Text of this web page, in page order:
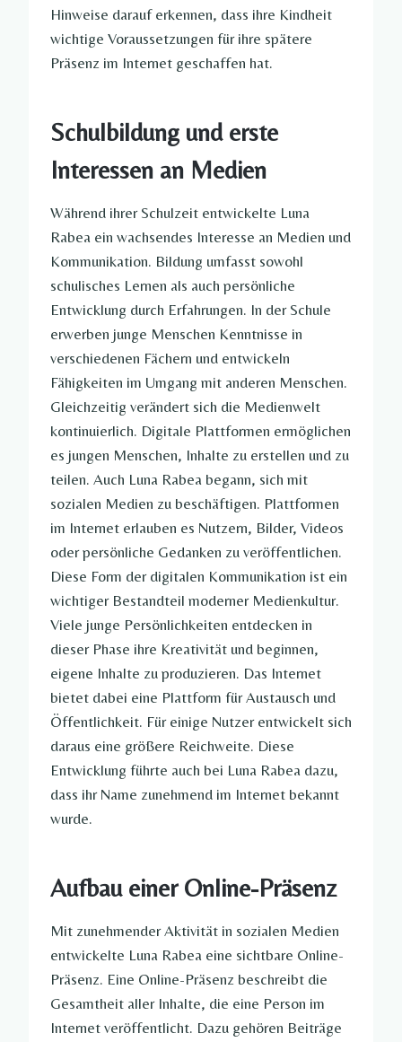
Hinweise darauf erkennen, dass ihre Kindheit
wichtige Voraussetzungen für ihre spätere
Präsenz im Internet geschaffen hat.
Schulbildung und erste
Interessen an Medien
Während ihrer Schulzeit entwickelte Luna
Rabea ein wachsendes Interesse an Medien und
Kommunikation. Bildung umfasst sowohl
schulisches Lernen als auch persönliche
Entwicklung durch Erfahrungen. In der Schule
erwerben junge Menschen Kenntnisse in
verschiedenen Fächern und entwickeln
Fähigkeiten im Umgang mit anderen Menschen.
Gleichzeitig verändert sich die Medienwelt
kontinuierlich. Digitale Plattformen ermöglichen
es jungen Menschen, Inhalte zu erstellen und zu
teilen. Auch Luna Rabea begann, sich mit
sozialen Medien zu beschäftigen. Plattformen
im Internet erlauben es Nutzern, Bilder, Videos
oder persönliche Gedanken zu veröffentlichen.
Diese Form der digitalen Kommunikation ist ein
wichtiger Bestandteil moderner Medienkultur.
Viele junge Persönlichkeiten entdecken in
dieser Phase ihre Kreativität und beginnen,
eigene Inhalte zu produzieren. Das Internet
bietet dabei eine Plattform für Austausch und
Öffentlichkeit. Für einige Nutzer entwickelt sich
daraus eine größere Reichweite. Diese
Entwicklung führte auch bei Luna Rabea dazu,
dass ihr Name zunehmend im Internet bekannt
wurde.
Aufbau einer Online-Präsenz
Mit zunehmender Aktivität in sozialen Medien
entwickelte Luna Rabea eine sichtbare Online-
Präsenz. Eine Online-Präsenz beschreibt die
Gesamtheit aller Inhalte, die eine Person im
Internet veröffentlicht. Dazu gehören Beiträge